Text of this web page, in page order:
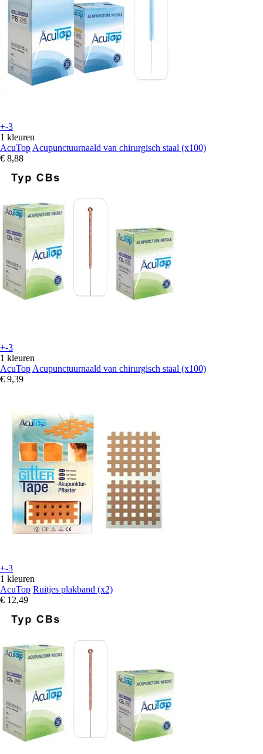
+-3
1 kleuren
AcuTop Acupunctuurnaald van chirurgisch staal (x100)
€ 8,88
+-3
1 kleuren
AcuTop Acupunctuurnaald van chirurgisch staal (x100)
€ 9,39
+-3
1 kleuren
AcuTop Ruitjes plakband (x2)
€ 12,49